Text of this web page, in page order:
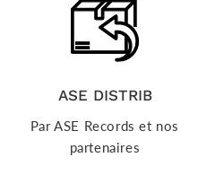
ASE DISTRIB
Par ASE Records et nos
partenaires